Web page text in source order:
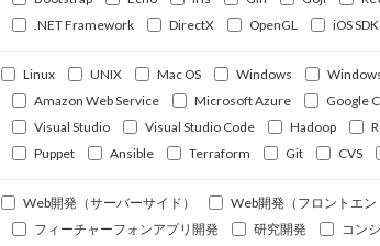
.NET Framework
DirectX OpenGL iOS SDK
Linux UNIX Mac OS Windows
Amazon Web Service
Microsoft Azure Google
Visual Studio
Visual Studio Code Hadoop
Puppet
Ansible Terraform Git CVS
Web開発（サーバーサイド） Web開発（フロントエン
フィーチャーフォンアプリ開発
研究開発 コン